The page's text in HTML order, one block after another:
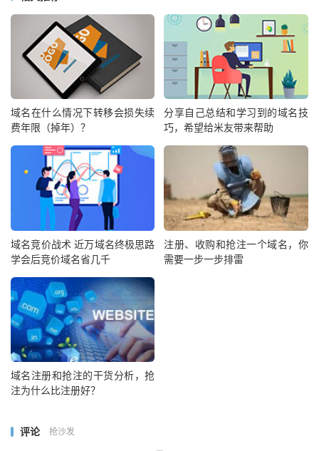
域名在什么情况下转移会损失续
费年限（掉年）？
分享自己总结和学习到的域名技
巧，希望给米友带来帮助
域名竞价战术 近万域名终极思路
学会后竞价域名省几千
注册、收购和抢注一个域名，你
需要一步一步排雷
域名注册和抢注的干货分析，抢
注为什么比注册好？
评论 抢沙发